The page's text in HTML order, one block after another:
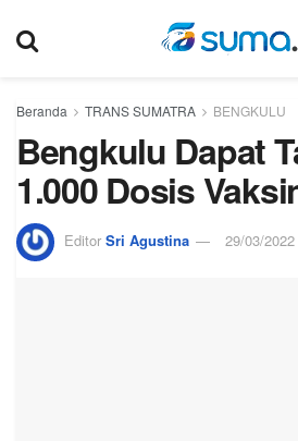
Beranda TRANS SUMATRA BENGKULU
Bengkulu Dapat
1.000 Dosis
Editor Sri Agustina 29/03/